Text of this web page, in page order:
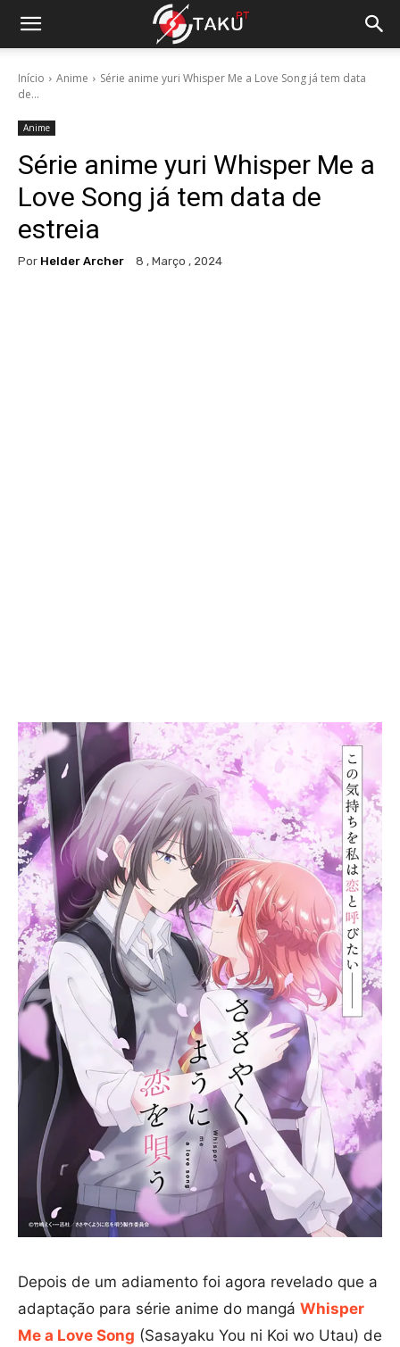
Início Anime
Série anime yuri Whisper Me a Love Song já tem data
de...
Anime
Série anime yuri Whisper Me a
Love Song já tem data de
estreia
Por Helder Archer 8 , Março , 2024
Depois de um adiamento foi agora revelado que a
adaptação para série anime do mangá Whisper
Me a Love Song (Sasayaku You ni Koi wo Utau) de